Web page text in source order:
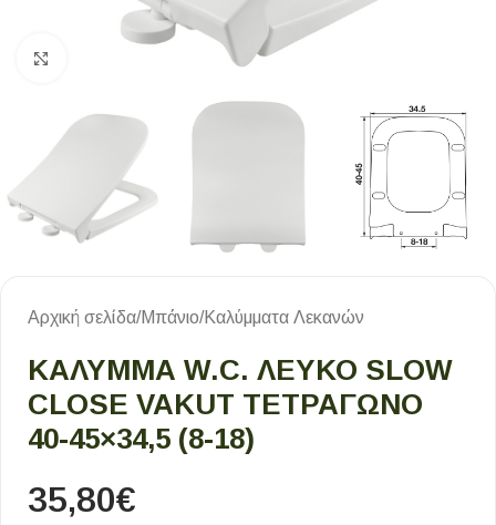
Αρχική σελίδα/Μπάνιο/Καλύμματα Λεκανών
ΚΑΛΥΜΜΑ W.C. ΛΕΥΚΟ SLOW
CLOSE VAKUT ΤΕΤΡΑΓΩΝΟ
40-45×34,5 (8-18)
35,80€